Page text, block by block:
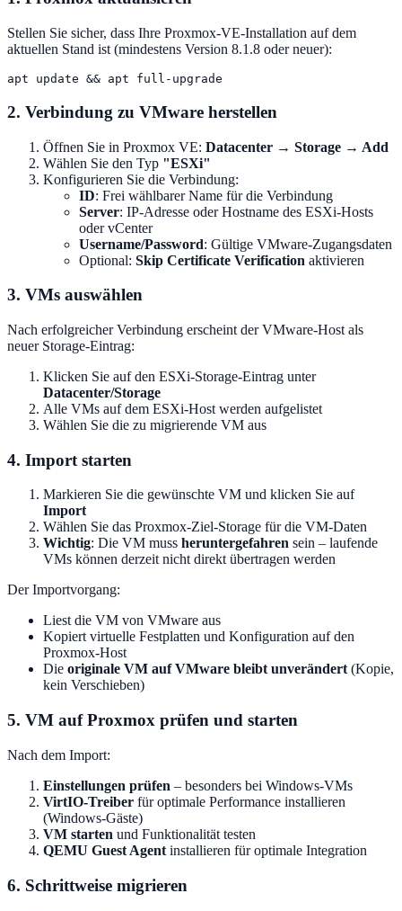
Stellen Sie sicher, dass Ihre Proxmox-VE-Installation auf dem
aktuellen Stand ist (mindestens Version 8.1.8 oder neuer):
2. Verbindung zu VMware herstellen
Öffnen Sie in Proxmox VE: Datacenter → Storage → Add
Wählen Sie den Typ "ESXi"
Konfigurieren Sie die Verbindung:
ID: Frei wählbarer Name für die Verbindung
Server: IP-Adresse oder Hostname des ESXi-Hosts
oder vCenter
Username/Password: Gültige VMware-Zugangsdaten
Optional: Skip Certificate Verification aktivieren
3. VMs auswählen
Nach erfolgreicher Verbindung erscheint der VMware-Host als
neuer Storage-Eintrag:
Klicken Sie auf den ESXi-Storage-Eintrag unter
Datacenter/Storage
Alle VMs auf dem ESXi-Host werden aufgelistet
Wählen Sie die zu migrierende VM aus
4. Import starten
Markieren Sie die gewünschte VM und klicken Sie auf
Import
Wählen Sie das Proxmox-Ziel-Storage für die VM-Daten
Wichtig: Die VM muss heruntergefahren sein – laufende
VMs können derzeit nicht direkt übertragen werden
Der Importvorgang:
Liest die VM von VMware aus
Kopiert virtuelle Festplatten und Konfiguration auf den
Proxmox-Host
Die originale VM auf VMware bleibt unverändert(Kopie,
kein Verschieben)
5. VM auf Proxmox prüfen und starten
Nach dem Import:
Einstellungen prüfen – besonders bei Windows-VMs
VirtIO-Treiber für optimale Performance installieren
(Windows-Gäste)
VM starten und Funktionalität testen
QEMU Guest Agent installieren für optimale Integration
6. Schrittweise migrieren